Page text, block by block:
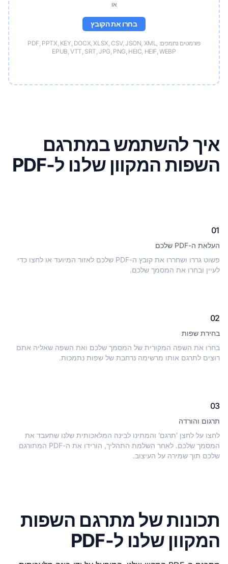
או
בחרו את הקובץ
פורמטים נתמכים: PDF, PPTX, KEY, DOCX, XLSX, CSV, JSON, XML,
EPUB, VTT, SRT, JPG, PNG, HEIC, HEIF, WEBP
איך להשתמש במתרגם
השפות המקוון שלנו ל-PDF
01
העלאת ה-PDF שלכם
פשוט גררו ושחררו את קובץ ה-PDF שלכם לאזור המיועד או לחצו כדי
לעיין ובחרו את המסמך שלכם.
02
בחירת שפות
בחרו את השפה המקורית של המסמך שלכם ואת השפה שאליה אתם
רוצים לתרגם אותו מרשימה נרחבת של שפות נתמכות.
03
תרגום והורדה
לחצו על לחצן 'תרגם' והמתינו לבינה המלאכותית שלנו שתעבד את
המסמך שלכם. לאחר השלמת התהליך, הורידו את ה-PDF המתורגם
שלכם תוך שמירה על העיצוב.
תכונות של מתרגם השפות
המקוון שלנו ל-PDF